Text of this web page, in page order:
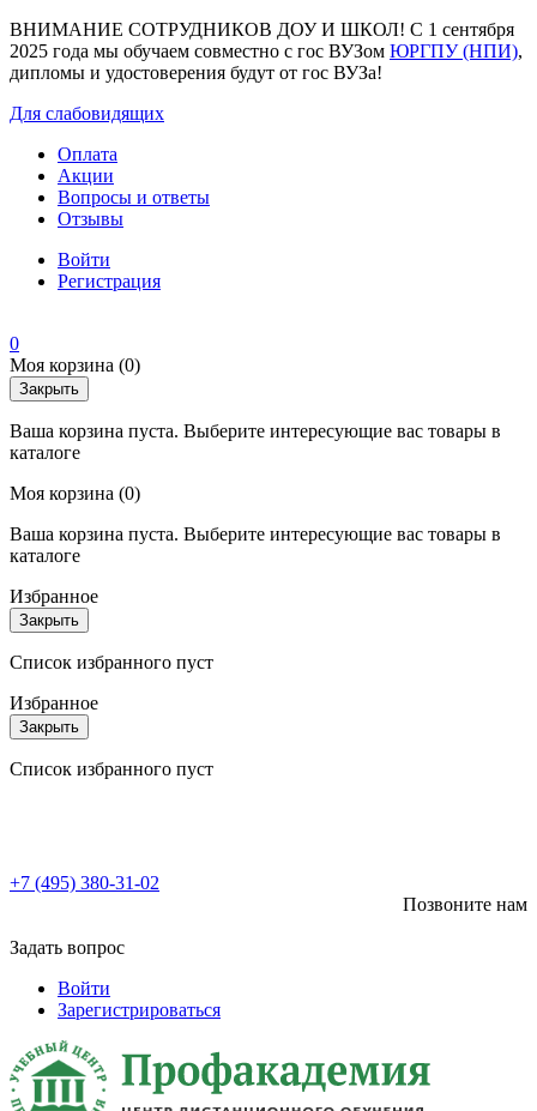
ВНИМАНИЕ СОТРУДНИКОВ ДОУ И ШКОЛ! С 1 сентября
2025 года мы обучаем совместно с гос ВУЗом ЮРГПУ (НПИ),
дипломы и удостоверения будут от гос ВУЗа!
Для слабовидящих
Оплата
Акции
Вопросы и ответы
Отзывы
Войти
Регистрация
0
Моя корзина (0)
Закрыть
Ваша корзина пуста. Выберите интересующие вас товары в
каталоге
Моя корзина (0)
Ваша корзина пуста. Выберите интересующие вас товары в
каталоге
Избранное
Закрыть
Список избранного пуст
Избранное
Закрыть
Список избранного пуст
+7 (495) 380-31-02
Позвоните нам
Задать вопрос
Войти
Зарегистрироваться